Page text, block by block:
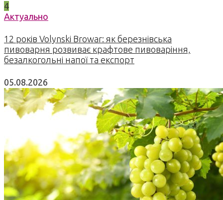
4
Актуально
12 років Volynski Browar: як березнівська
пивоварня розвиває крафтове пивоваріння,
безалкогольні напої та експорт
05.08.2026